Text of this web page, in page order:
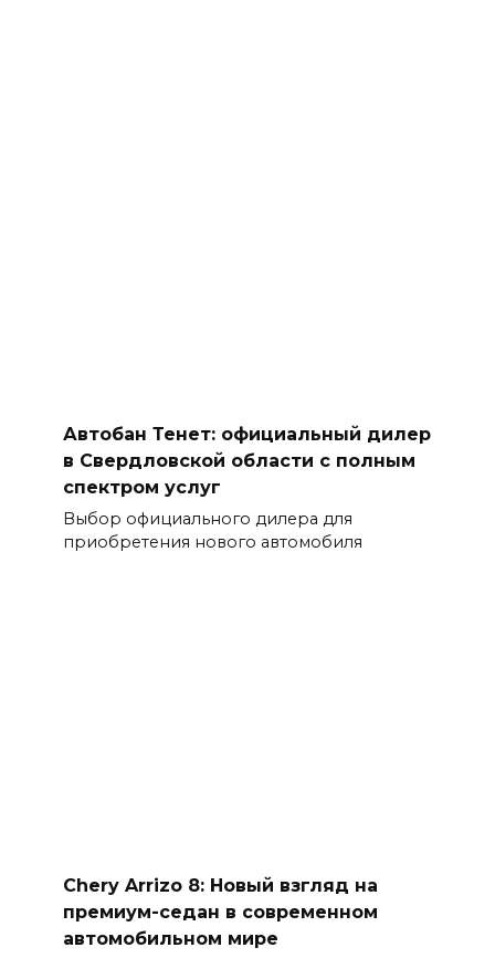
Автобан Тенет: официальный дилер
в Свердловской области с полным
спектром услуг
Выбор официального дилера для
приобретения нового автомобиля
Chery Arrizo 8: Новый взгляд на
премиум-седан в современном
автомобильном мире